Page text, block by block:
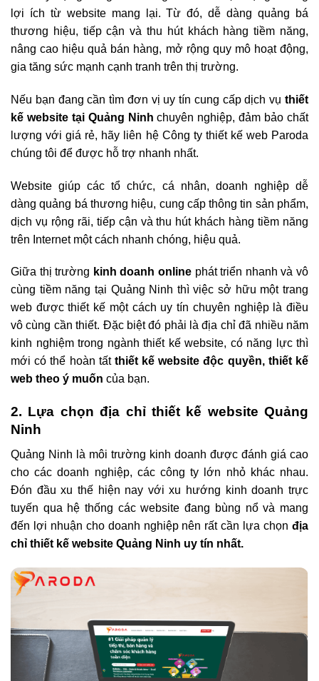
lợi ích từ website mang lại. Từ đó, dễ dàng quảng bá
thương hiệu, tiếp cận và thu hút khách hàng tiềm năng,
nâng cao hiệu quả bán hàng, mở rộng quy mô hoạt động,
gia tăng sức mạnh cạnh tranh trên thị trường.
Nếu bạn đang cần tìm đơn vị uy tín cung cấp dịch vụ thiết
kế website tại Quảng Ninh chuyên nghiệp, đảm bảo chất
lượng với giá rẻ, hãy liên hệ Công ty thiết kế web Paroda
chúng tôi để được hỗ trợ nhanh nhất.
Website giúp các tổ chức, cá nhân, doanh nghiệp dễ
dàng quảng bá thương hiệu, cung cấp thông tin sản phẩm,
dịch vụ rộng rãi, tiếp cận và thu hút khách hàng tiềm năng
trên Internet một cách nhanh chóng, hiệu quả.
Giữa thị trường kinh doanh online phát triển nhanh và vô
cùng tiềm năng tại Quảng Ninh thì việc sở hữu một trang
web được thiết kế một cách uy tín chuyên nghiệp là điều
vô cùng cần thiết. Đặc biệt đó phải là địa chỉ đã nhiều năm
kinh nghiệm trong ngành thiết kế website, có năng lực thì
mới có thể hoàn tất thiết kế website độc quyền, thiết kế
web theo ý muốn của bạn.
2. Lựa chọn địa chỉ thiết kế website Quảng
Ninh
Quảng Ninh là môi trường kinh doanh được đánh giá cao
cho các doanh nghiệp, các công ty lớn nhỏ khác nhau.
Đón đầu xu thế hiện nay với xu hướng kinh doanh trực
tuyến qua hệ thống các website đang bùng nổ và mang
đến lợi nhuận cho doanh nghiệp nên rất cần lựa chọn địa
chỉ thiết kế website Quảng Ninh uy tín nhất.